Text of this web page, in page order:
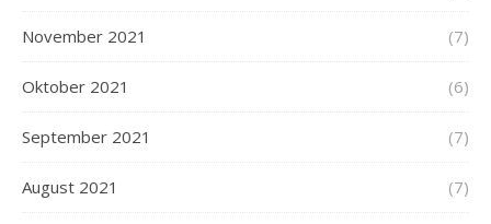
November 2021 (7)
Oktober 2021 (6)
September 2021 (7)
August 2021 (7)